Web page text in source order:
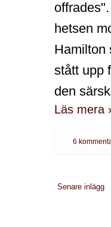
hetsen
Hamilton
stått upp
den
Läs mera
6
Senare inlägg